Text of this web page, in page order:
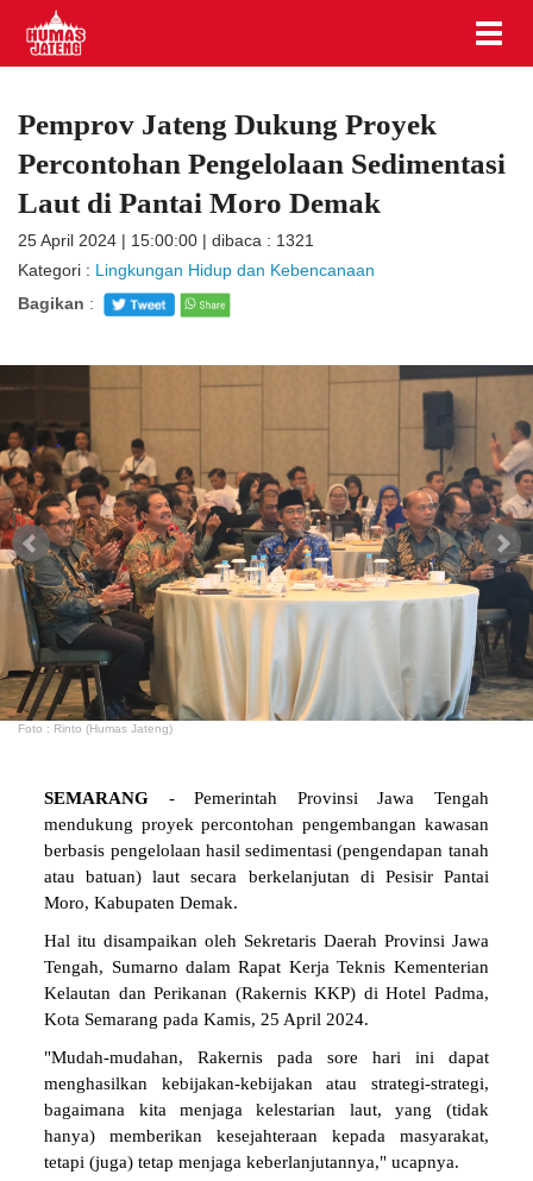
Pemprov Jateng Dukung Proyek
Percontohan Pengelolaan Sedimentasi
Laut di Pantai Moro Demak
25 April 2024 | 15:00:00 | dibaca : 1321
Kategori : Lingkungan Hidup dan Kebencanaan
Bagikan :
Foto : Rinto (Humas Jateng)
SEMARANG - Pemerintah Provinsi Jawa Tengah
mendukung proyek percontohan pengembangan kawasan
berbasis pengelolaan hasil sedimentasi (pengendapan tanah
atau batuan) laut secara berkelanjutan di Pesisir Pantai
Moro, Kabupaten Demak.
Hal itu disampaikan oleh Sekretaris Daerah Provinsi Jawa
Tengah, Sumarno dalam Rapat Kerja Teknis Kementerian
Kelautan dan Perikanan (Rakernis KKP) di Hotel Padma,
Kota Semarang pada Kamis, 25 April 2024.
"Mudah-mudahan, Rakernis pada sore hari ini dapat
menghasilkan kebijakan-kebijakan atau strategi-strategi,
bagaimana kita menjaga kelestarian laut, yang (tidak
hanya) memberikan kesejahteraan kepada masyarakat,
tetapi (juga) tetap menjaga keberlanjutannya," ucapnya.